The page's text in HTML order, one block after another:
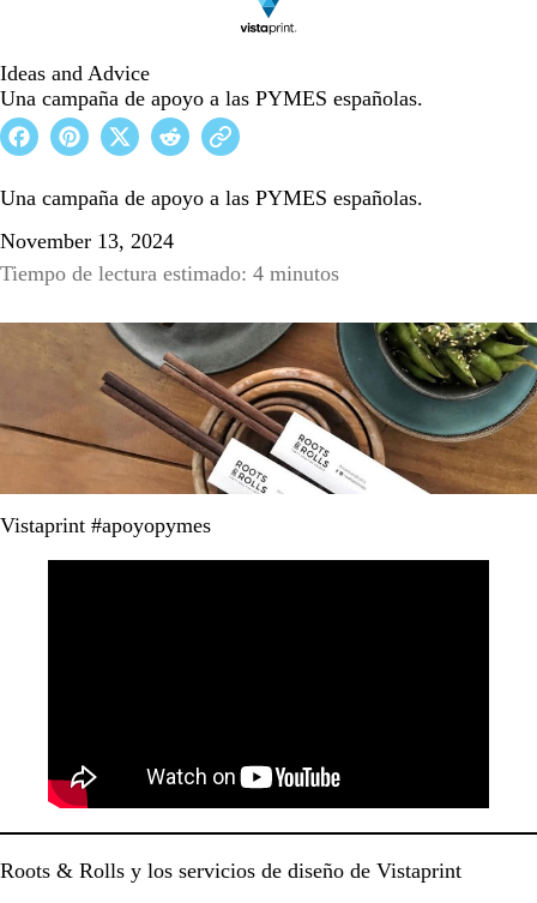
Ideas and Advice
Una campaña de apoyo a las PYMES españolas.
Una campaña de apoyo a las PYMES españolas.
November 13, 2024
Tiempo de lectura estimado: 4 minutos
Vistaprint #apoyopymes
Roots & Rolls y los servicios de diseño de Vistaprint